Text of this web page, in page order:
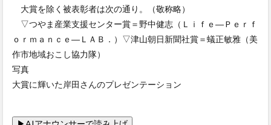
大賞を除く被表彰者は次の通り。（敬称略）
▽つやま産業支援センター賞＝野中健志（Ｌｉｆｅ―Ｐｅｒｆ
ｏｒｍａｎｃｅ―ＬＡＢ．）▽津山朝日新聞社賞＝蟻正敏雅（美
作市地域おこし協力隊）
写真
大賞に輝いた岸田さんのプレゼンテーション